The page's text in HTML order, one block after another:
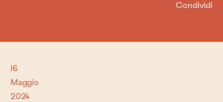
Condividi
16
Maggio
2024